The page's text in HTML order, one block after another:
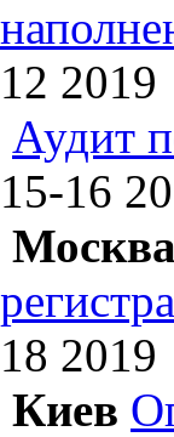
12 2019
Аудит
15-16
Москва
18 2019
Киев